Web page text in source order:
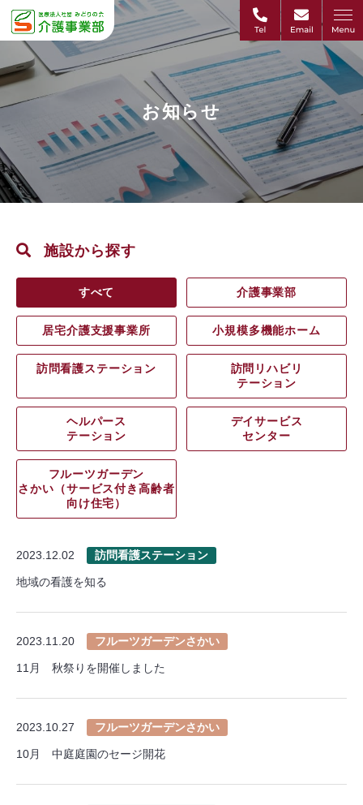
お知らせ
施設から探す
すべて 介護事業部
居宅介護支援事業所 小規模多機能ホーム
訪問看護ステーション
訪問リハビリ
テーション
ヘルパース
テーション
デイサービス
センター
フルーツガーデン
さかい（サービス付き高齢者
向け住宅）
2023.12.02 訪問看護ステーション
地域の看護を知る
2023.11.20 フルーツガーデンさかい
11月 秋祭りを開催しました
2023.10.27 フルーツガーデンさかい
10月 中庭庭園のセージ開花